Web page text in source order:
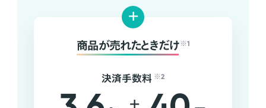
+
商品が売れたときだけ ※1
決済手数料 ※2